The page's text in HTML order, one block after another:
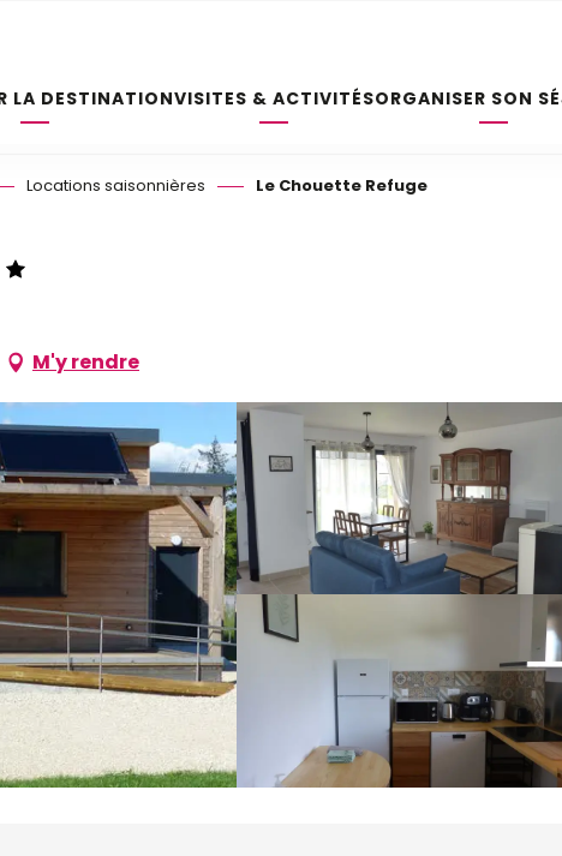
LA DESTINATIONVISITES & ACTIVITÉSORGANISER SON
Locations saisonnières Le Chouette Refuge
M'y rendre